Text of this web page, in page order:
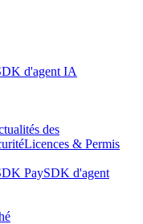
d'agent IA
des
Licences & Permis
PaySDK d'agent